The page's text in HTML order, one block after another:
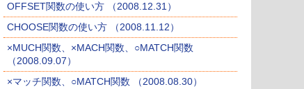
OFFSET関数の使い方 （2008.12.31）
CHOOSE関数の使い方 （2008.11.12）
×MUCH関数、×MACH関数、○MATCH関数
（2008.09.07）
×マッチ関数、○MATCH関数 （2008.08.30）